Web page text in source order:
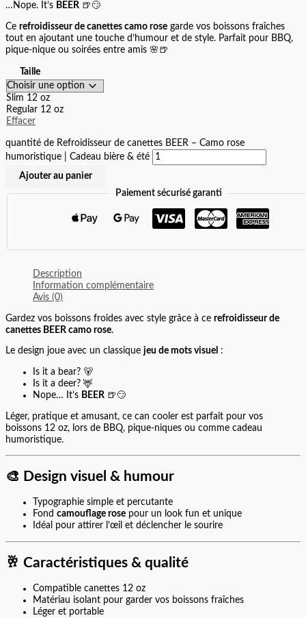
…Nope. It’s BEER 🍺😏
Ce refroidisseur de canettes camo rose garde vos boissons fraîches
tout en ajoutant une touche d’humour et de style. Parfait pour BBQ,
pique-nique ou soirées entre amis 🌸🍺
Taille
Slim 12 oz
Regular 12 oz
Effacer
quantité de Refroidisseur de canettes BEER – Camo rose
humoristique | Cadeau bière & été
Ajouter au panier
Paiement sécurisé garanti
Description
Information complémentaire
Avis (0)
Gardez vos boissons froides avec style grâce à ce refroidisseur de
canettes BEER camo rose.
Le design joue avec un classique jeu de mots visuel :
Is it a bear? 🐻
Is it a deer? 🦌
Nope… It’s BEER 🍺😏
Léger, pratique et amusant, ce can cooler est parfait pour vos
boissons 12 oz, lors de BBQ, pique-niques ou comme cadeau
humoristique.
🎨 Design visuel & humour
Typographie simple et percutante
Fond camouflage rose pour un look fun et unique
Idéal pour attirer l’œil et déclencher le sourire
🥂 Caractéristiques & qualité
Compatible canettes 12 oz
Matériau isolant pour garder vos boissons fraîches
Léger et portable